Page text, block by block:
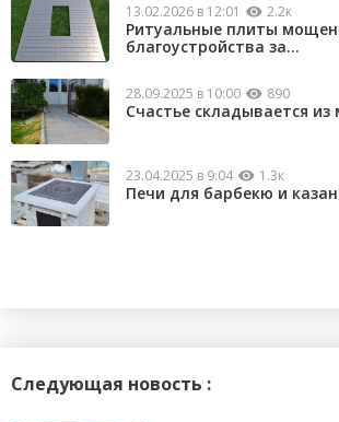
13.02.2026 в 12:01 2.2к
Ритуальные плиты
благоустройства за...
28.09.2025 в 10:00 890
Счастье складывается из
23.04.2025 в 9:04 1.3к
Печи для барбекю и
Следующая новость :